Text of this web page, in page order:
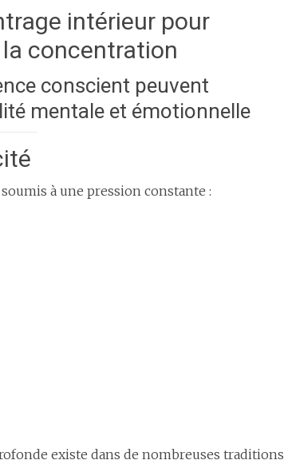
intérieur pour
concentration
conscient peuvent
mentale et émotionnelle
à une pression constante :
existe dans de nombreuses traditions